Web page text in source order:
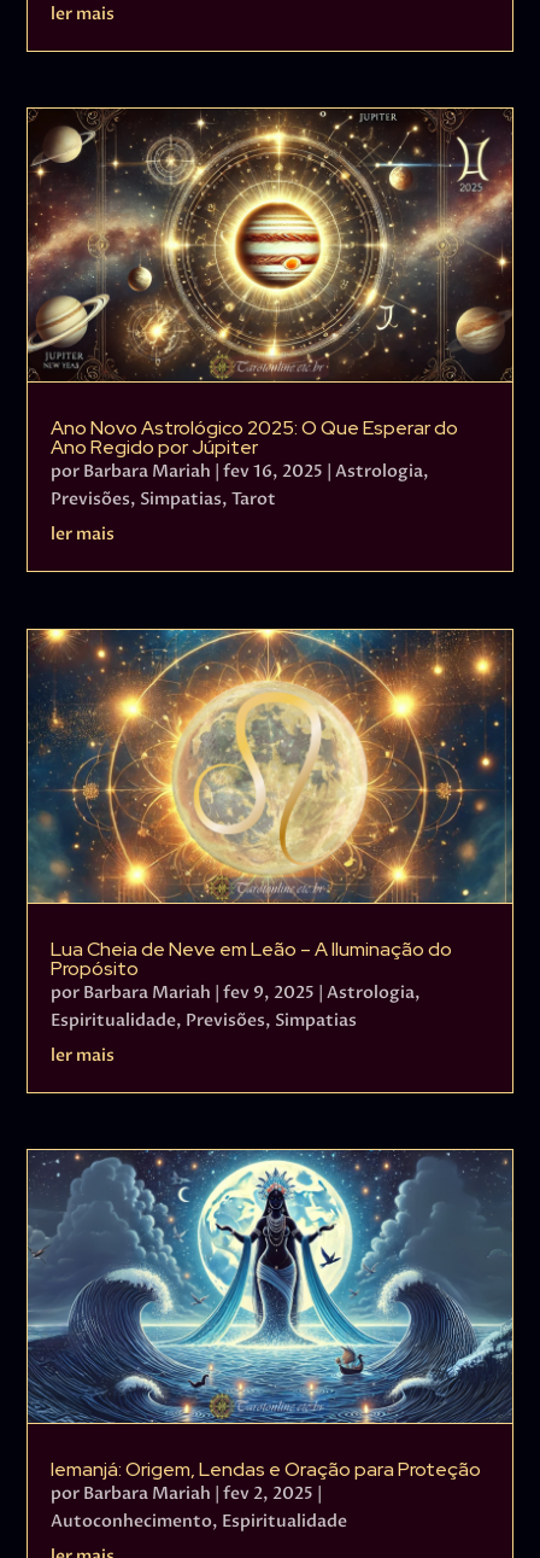
ler mais
Ano Novo Astrológico 2025: O Que Esperar do
Ano Regido por Júpiter
por Barbara Mariah |fev 16, 2025 |Astrologia,
Previsões, Simpatias,Tarot
ler mais
Lua Cheia de Neve em Leão – A Iluminação do
Propósito
por Barbara Mariah |fev 9, 2025 |Astrologia,
Espiritualidade, Previsões, Simpatias
ler mais
Iemanjá: Origem, Lendas e Oração para Proteção
por Barbara Mariah |fev 2, 2025 |
Autoconhecimento, Espiritualidade